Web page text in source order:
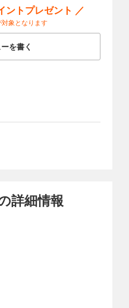
ントプレゼント ／
象となります
を書く
詳細情報